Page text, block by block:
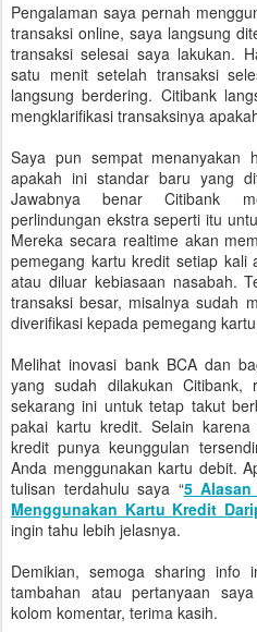
Pengalaman saya pernah
transaksi online, saya langsung
transaksi selesai saya lakukan.
satu menit setelah transaksi
langsung berdering. Citibank
mengklarifikasi transaksinya
Saya pun sempat menanyakan
apakah ini standar baru yang
Jawabnya benar Citibank
perlindungan ekstra seperti itu
Mereka secara realtime akan
pemegang kartu kredit setiap kali
atau diluar kebiasaan nasabah.
transaksi besar, misalnya sudah
diverifikasi kepada pemegang
Melihat inovasi bank BCA dan
yang sudah dilakukan
sekarang ini untuk tetap takut
pakai kartu kredit. Selain
kredit punya keunggulan
Anda menggunakan kartu debit.
tulisan terdahulu saya “5
Menggunakan Kartu Kredit
ingin tahu lebih jelasnya.
Demikian, semoga sharing info
tambahan atau pertanyaan
kolom komentar, terima kasih.